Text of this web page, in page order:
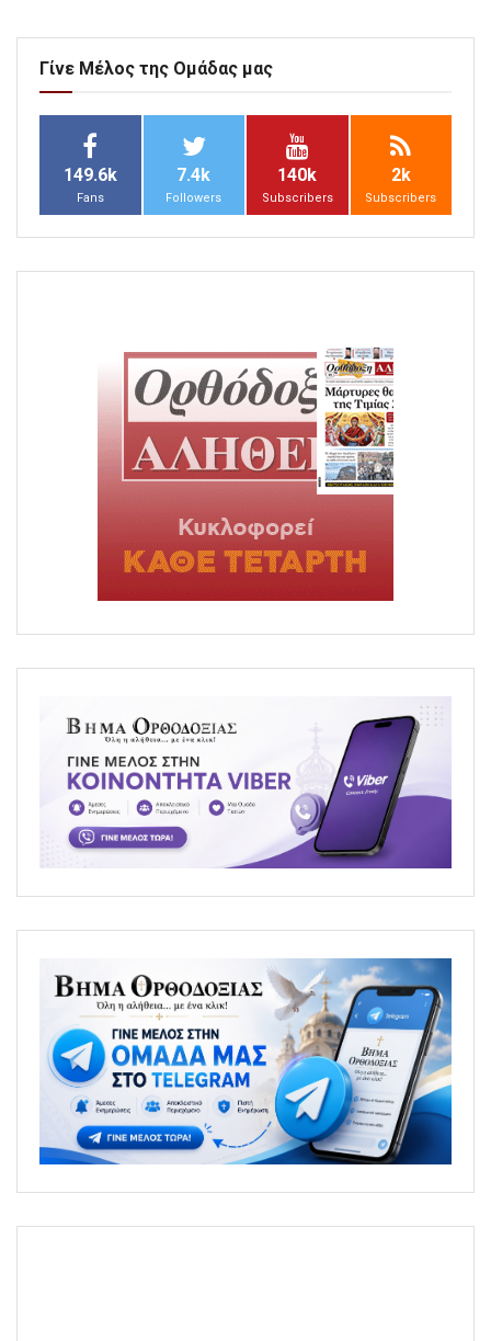
Γίνε Μέλος της Ομάδας μας
149.6k
Fans
7.4k
Followers
140k
Subscribers
2k
Subscribers